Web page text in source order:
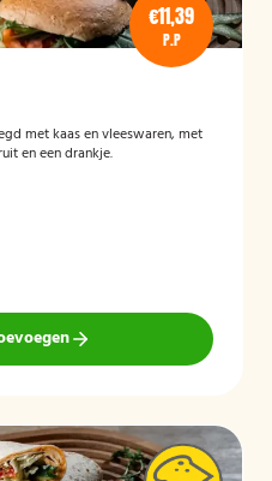
€11,39
P.P
met kaas en vleeswaren, met
en een drankje.